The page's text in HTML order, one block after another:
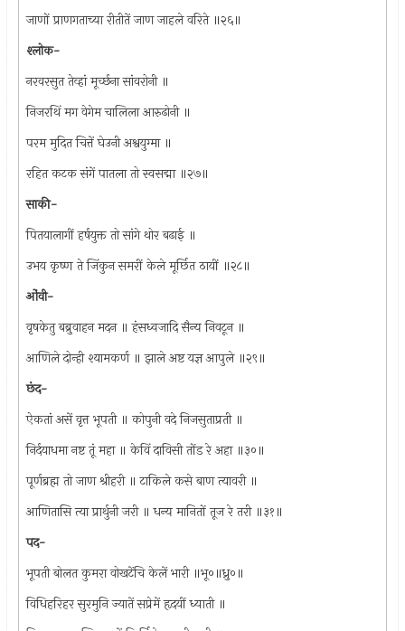
जाणों प्राणगताच्या रीतीतें जाण जाहले वरिते ॥२६॥
श्‍लोक-
नरवरसुत तेव्हां मूर्च्छना सांवरोनी ॥
निजरथिं मग वेगेम चालिला आरुढोनी ॥
परम मुदित चित्तें घेउनी अश्वयुग्मा ॥
रहित कटक संगें पातला तो स्वसद्मा ॥२७॥
साकी-
पितयालागीं हर्षयुक्त तो सांगे थोर बढाई ॥
उभय कृष्ण ते जिंकुन समरीं केले मूर्छित ठायीं ॥२८॥
ओंवी-
वृषकेतु बब्रुवाहन मदन ॥ हंसध्वजादि सैन्य निवटून ॥
आणिले दोन्ही श्यामकर्ण ॥ झाले अष्ट यज्ञ आपुले ॥२९॥
छंद-
ऐकतां असें वृत्त भूपती ॥ कोपुनी वदे निजसुताप्रती ॥
निर्दयाधमा नष्ट तूं महा ॥ केविं दाविसी तोंड रे अहा ॥३०॥
पूर्णब्रह्म तो जाण श्रीहरी ॥ टाकिले कसे बाण त्यावरी ॥
आणितासि त्या प्रार्थुनी जरी ॥ धन्य मानितों तूज रे तरी ॥३१॥
पद-
भूपती बोलत कुमरा वोखटेंचि केलें भारी ॥भू०॥ध्रु०॥
विधिहरिहर सुरमुनि ज्यातें सप्रेमें हृदयीं ध्याती ॥